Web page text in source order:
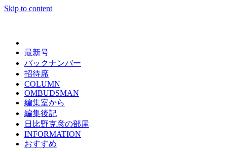
Skip to content
最新号
バックナンバー
招待席
COLUMN
OMBUDSMAN
編集室から
編集後記
日比野克彦の部屋
INFORMATION
おすすめ